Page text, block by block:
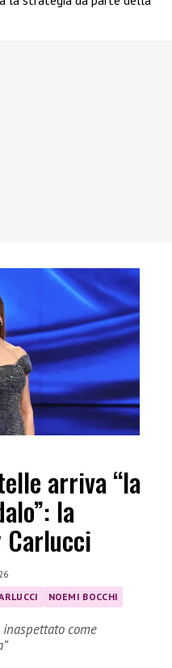
arriva “la
la
NOEMI BOCCHI
come